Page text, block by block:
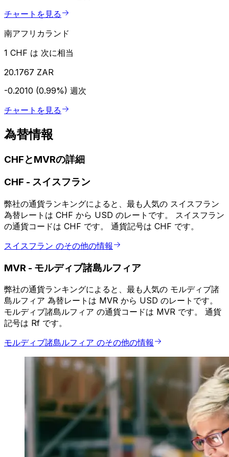
チャートを見る
南アフリカランド
1 CHF は 次に相当
20.1767 ZAR
-0.2010 (0.99%) 週次
チャートを見る
為替情報
CHFとMVRの詳細
CHF - スイスフラン
弊社の通貨ランキングによると、最も人気の スイスフラン
為替レートは CHF から USD のレートです。 スイスフラン
の通貨コードは CHF です。 通貨記号は CHF です。
スイスフラン のその他の情報
MVR - モルディブ諸島ルフィア
弊社の通貨ランキングによると、最も人気の モルディブ諸
島ルフィア 為替レートは MVR から USD のレートです。
モルディブ諸島ルフィア の通貨コードは MVR です。 通貨
記号は Rf です。
モルディブ諸島ルフィア のその他の情報